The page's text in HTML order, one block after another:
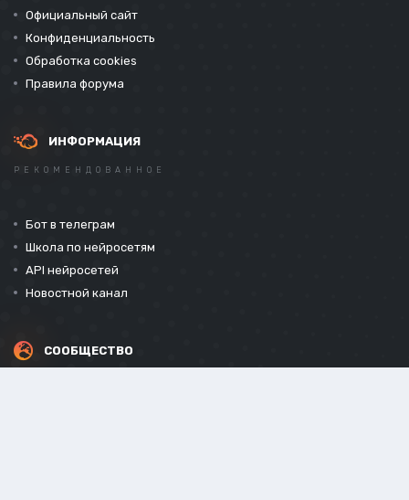
Официальный сайт
Конфиденциальность
Обработка cookies
Правила форума
ИНФОРМАЦИЯ
РЕКОМЕНДОВАННОЕ
Бот в телеграм
Школа по нейросетям
API нейросетей
Новостной канал
СООБЩЕСТВО